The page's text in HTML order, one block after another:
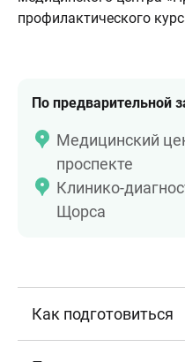
профилактического
По предварительной
Медицинский
проспекте
Клинико-
Щорса
Как подготовиться